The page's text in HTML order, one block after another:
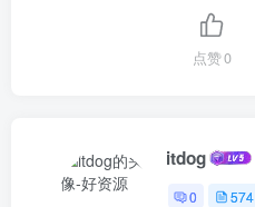
点赞0
itdog
0 574